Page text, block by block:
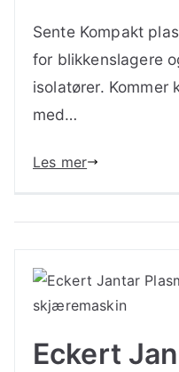
Sente Kompakt
for blikkenslagere
isolatører. Kommer
med…
Les mer
Eckert